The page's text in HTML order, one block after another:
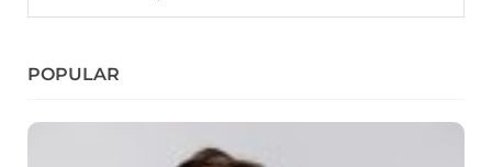
POPULAR